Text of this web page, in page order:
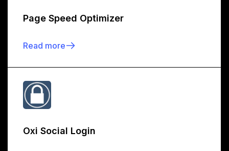
Page Speed Optimizer
Read more
Oxi Social Login